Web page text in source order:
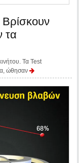
τα
Τα Test
ώθησαν